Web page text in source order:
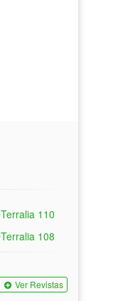
Terralia 110
Terralia 108
Ver Revistas